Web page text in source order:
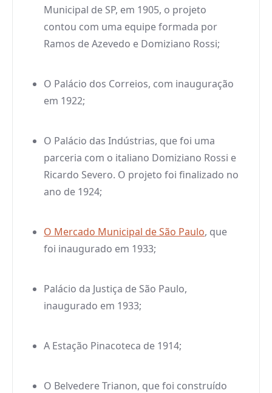
Municipal de SP, em 1905, o projeto
contou com uma equipe formada por
Ramos de Azevedo e Domiziano Rossi;
O Palácio dos Correios, com inauguração
em 1922;
O Palácio das Indústrias, que foi uma
parceria com o italiano Domiziano Rossi e
Ricardo Severo. O projeto foi finalizado no
ano de 1924;
O Mercado Municipal de São Paulo, que
foi inaugurado em 1933;
Palácio da Justiça de São Paulo,
inaugurado em 1933;
A Estação Pinacoteca de 1914;
O Belvedere Trianon, que foi construído